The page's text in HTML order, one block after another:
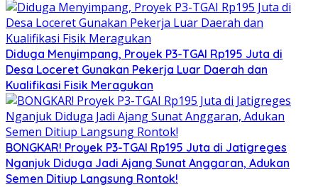
Diduga Menyimpang, Proyek P3-TGAI Rp195 Juta di
Desa Loceret Gunakan Pekerja Luar Daerah dan
Kualifikasi Fisik Meragukan
BONGKAR! Proyek P3-TGAI Rp195 Juta di Jatigreges
Nganjuk Diduga Jadi Ajang Sunat Anggaran, Adukan
Semen Ditiup Langsung Rontok!